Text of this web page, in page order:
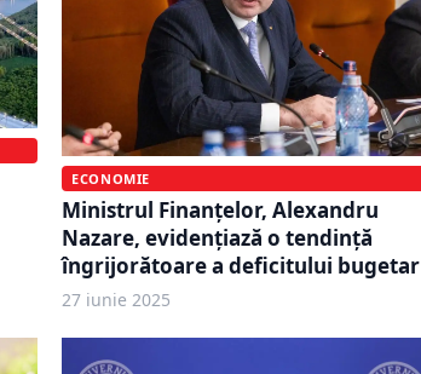
ECONOMIE
Ministrul Finanțelor, Alexandru
Nazare, evidențiază o tendință
îngrijorătoare a deficitului bugetar
27 iunie 2025